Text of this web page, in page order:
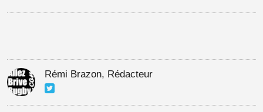
Rémi Brazon, Rédacteur